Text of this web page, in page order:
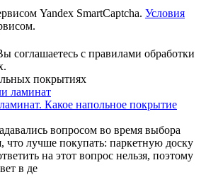
Yandex SmartCaptcha. Условия
соглашаетесь с правилами обработки
покрытиях
Какое напольное покрытие
вопросом во время выбора
что лучше покупать: паркетную доску
на этот вопрос нельзя, поэтому
в де